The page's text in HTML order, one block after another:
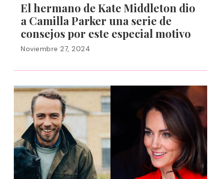
El hermano de Kate Middleton dio
a Camilla Parker una serie de
consejos por este especial motivo
Noviembre 27, 2024